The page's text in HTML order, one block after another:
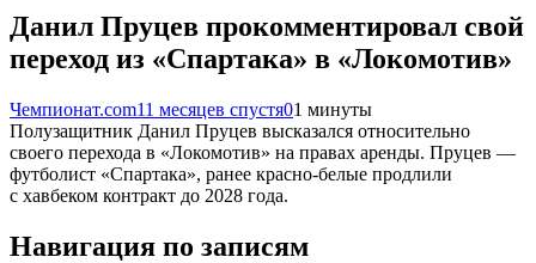
Данил Пруцев прокомментировал свой
переход из «Спартака» в «Локомотив»
Чемпионат.com11 месяцев спустя01 минуты
Полузащитник Данил Пруцев высказался относительно
своего перехода в «Локомотив» на правах аренды. Пруцев —
футболист «Спартака», ранее красно-белые продлили
с хавбеком контракт до 2028 года.
Навигация по записям